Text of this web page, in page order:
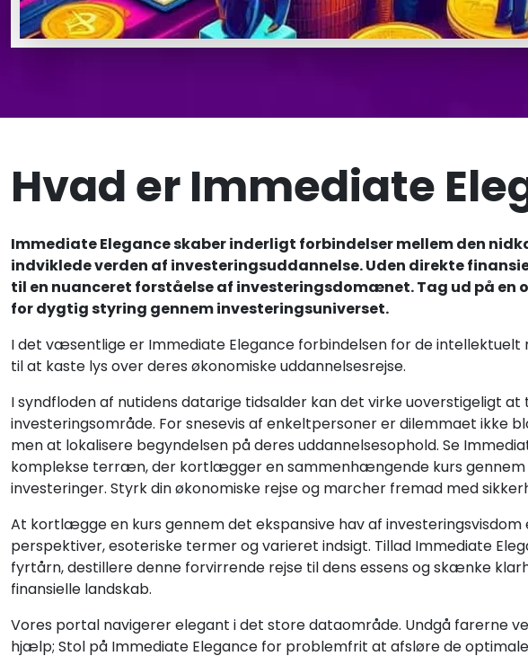
Hvad er Immediate
Immediate Elegance skaber inderligt forbindelser mellem den
indviklede verden af investeringsuddannelse. Uden direkte
til en nuanceret forståelse af investeringsdomænet. Tag ud på en
for dygtig styring gennem investeringsuniverset.
I det væsentlige er Immediate Elegance forbindelsen for de intellektuelt
til at kaste lys over deres økonomiske uddannelsesrejse.
I syndfloden af nutidens datarige tidsalder kan det virke uoverstigeligt
investeringsområde. For snesevis af enkeltpersoner er dilemmaet ikke
men at lokalisere begyndelsen på deres uddannelsesophold. Se
komplekse terræn, der kortlægger en sammenhængende kurs gennem
investeringer. Styrk din økonomiske rejse og marcher fremad med
At kortlægge en kurs gennem det ekspansive hav af
perspektiver, esoteriske termer og varieret indsigt. Tillad Immediate
fyrtårn, destillere denne forvirrende rejse til dens essens og skænke
finansielle landskab.
Vores portal navigerer elegant i det store dataområde. Undgå farerne
hjælp; Stol på Immediate Elegance for problemfrit at afsløre de